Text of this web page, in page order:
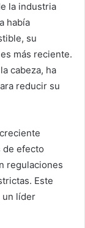
la industria
había
su
más reciente.
cabeza, ha
reducir su
de efecto
regulaciones
Este
un líder